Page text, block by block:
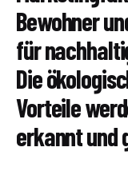
Bewohner
für
Die
Vorteile
erkannt und